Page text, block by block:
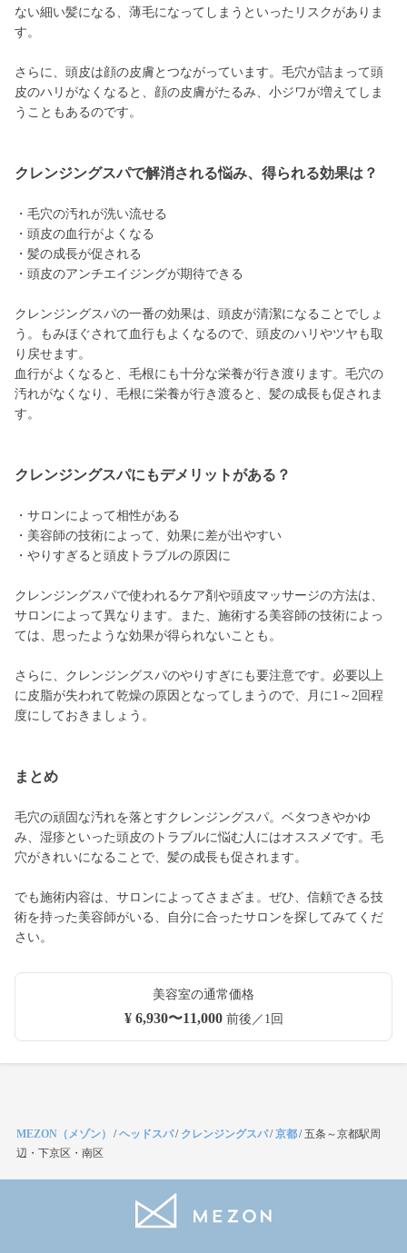
ない細い髪になる、薄毛になってしまうといったリスクがありま
す。
さらに、頭皮は顔の皮膚とつながっています。毛穴が詰まって頭
皮のハリがなくなると、顔の皮膚がたるみ、小ジワが増えてしま
うこともあるのです。
クレンジングスパで解消される悩み、得られる効果は？
・毛穴の汚れが洗い流せる
・頭皮の血行がよくなる
・髪の成長が促される
・頭皮のアンチエイジングが期待できる
クレンジングスパの一番の効果は、頭皮が清潔になることでしょ
う。もみほぐされて血行もよくなるので、頭皮のハリやツヤも取
り戻せます。
血行がよくなると、毛根にも十分な栄養が行き渡ります。毛穴の
汚れがなくなり、毛根に栄養が行き渡ると、髪の成長も促されま
す。
クレンジングスパにもデメリットがある？
・サロンによって相性がある
・美容師の技術によって、効果に差が出やすい
・やりすぎると頭皮トラブルの原因に
クレンジングスパで使われるケア剤や頭皮マッサージの方法は、
サロンによって異なります。また、施術する美容師の技術によっ
ては、思ったような効果が得られないことも。
さらに、クレンジングスパのやりすぎにも要注意です。必要以上
に皮脂が失われて乾燥の原因となってしまうので、月に1～2回程
度にしておきましょう。
まとめ
毛穴の頑固な汚れを落とすクレンジングスパ。ベタつきやかゆ
み、湿疹といった頭皮のトラブルに悩む人にはオススメです。毛
穴がきれいになることで、髪の成長も促されます。
でも施術内容は、サロンによってさまざま。ぜひ、信頼できる技
術を持った美容師がいる、自分に合ったサロンを探してみてくだ
さい。
美容室の通常価格
¥ 6,930〜11,000前後／1回
MEZON（メゾン） /ヘッドスパ/ クレンジングスパ/京都/五条～京都駅周
辺・下京区・南区